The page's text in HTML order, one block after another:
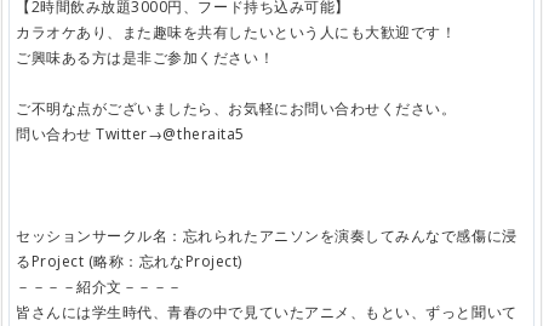
【2時間飲み放題3000円、フード持ち込み可能】
カラオケあり、また趣味を共有したいという人にも大歓迎です！
ご興味ある方は是非ご参加ください！
ご不明な点がございましたら、お気軽にお問い合わせください。
問い合わせ Twitter→@theraita5
セッションサークル名：忘れられたアニソンを演奏してみんなで感傷に浸
るProject (略称：忘れなProject)
－－－－紹介文－－－－
皆さんには学生時代、青春の中で見ていたアニメ、もとい、ずっと聞いて